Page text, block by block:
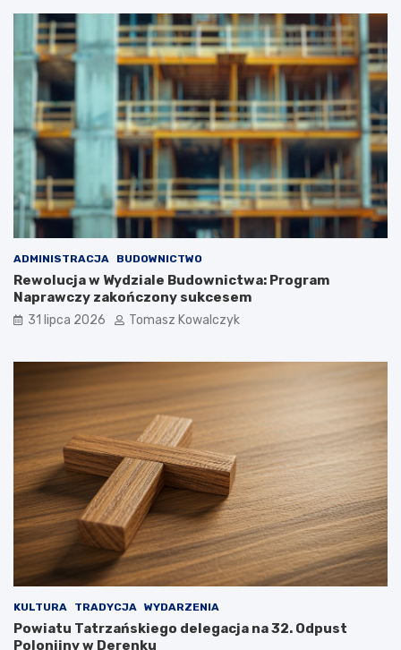
ADMINISTRACJA BUDOWNICTWO
Rewolucja w Wydziale Budownictwa: Program
Naprawczy zakończony sukcesem
31 lipca 2026 Tomasz Kowalczyk
KULTURA TRADYCJA WYDARZENIA
Powiatu Tatrzańskiego delegacja na 32. Odpust
Polonijny w Derenku